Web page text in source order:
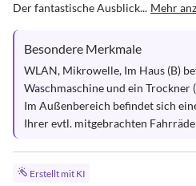
Der fantastische Ausblick... Mehr
Besondere Merkmale
WLAN, Mikrowelle, Im Haus (B)
Waschmaschine und ein Trockner
Im Außenbereich befindet sich
Ihrer evtl. mitgebrachten
Erstellt mit KI